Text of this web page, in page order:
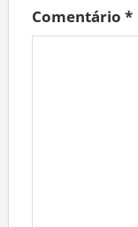
Comentário *